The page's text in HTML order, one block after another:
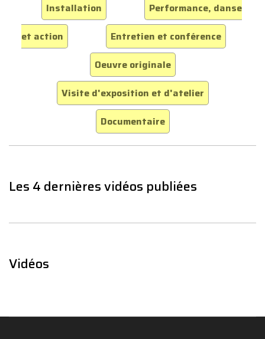
Installation
Performance, danse
et action
Entretien et conférence
Oeuvre originale
Visite d'exposition et d'atelier
Documentaire
Les 4 dernières vidéos publiées
Vidéos